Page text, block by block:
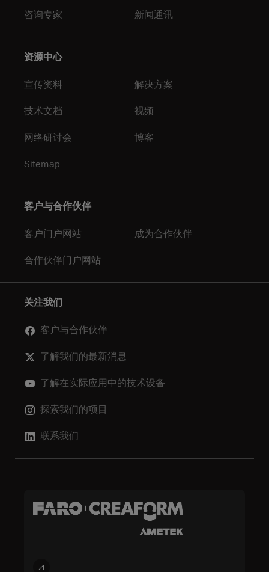
咨询专家 新闻通讯
资源中心
宣传资料 解决方案
技术文档 视频
网络研讨会 博客
Sitemap
客户与合作伙伴
客户门户网站 成为合作伙伴
合作伙伴门户网站
关注我们
客户与合作伙伴
了解我们的最新消息
了解在实际应用中的技术设备
探索我们的项目
联系我们